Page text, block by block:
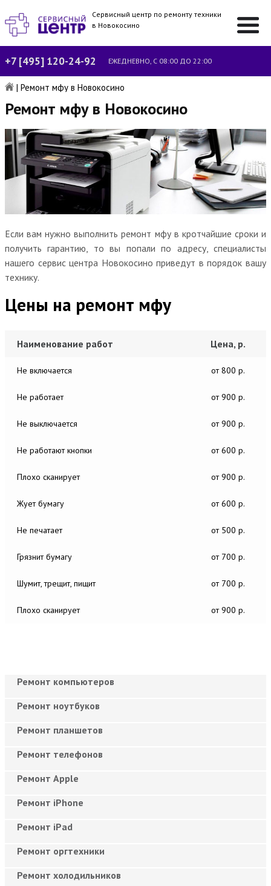
Сервисный центр по ремонту техники
в Новокосино
+7 [495] 120-24-92 ЕЖЕДНЕВНО, С 08:00 ДО 22:00
| Ремонт мфу в Новокосино
Ремонт мфу в Новокосино
Если вам нужно выполнить ремонт мфу в кротчайшие сроки и
получить гарантию, то вы попали по адресу, специалисты
нашего сервис центра Новокосино приведут в порядок вашу
технику.
Цены на ремонт мфу
Наименование работ Цена, р.
Не включается от 800 р.
Не работает от 900 р.
Не выключается от 900 р.
Не работают кнопки от 600 р.
Плохо сканирует от 900 р.
Жует бумагу от 600 р.
Не печатает от 500 р.
Грязнит бумагу от 700 р.
Шумит, трещит, пищит от 700 р.
Плохо сканирует от 900 р.
Ремонт компьютеров
Ремонт ноутбуков
Ремонт планшетов
Ремонт телефонов
Ремонт Apple
Ремонт iPhone
Ремонт iPad
Ремонт оргтехники
Ремонт холодильников